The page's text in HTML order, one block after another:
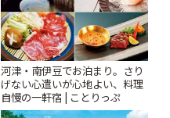
河津・南伊豆でお泊まり。さり
げない心遣いが心地よい、料理
自慢の一軒宿 | ことりっぷ